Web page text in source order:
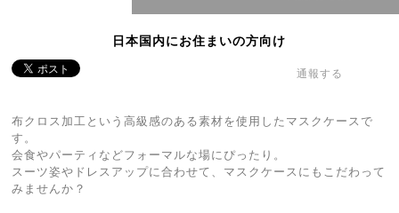
日本国内にお住まいの方向け
通報する
布クロス加工という高級感のある素材を使用したマスクケースで
す。
会食やパーティなどフォーマルな場にぴったり。
スーツ姿やドレスアップに合わせて、マスクケースにもこだわって
みませんか？